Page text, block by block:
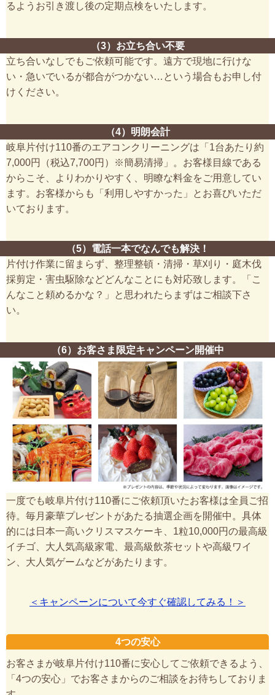
るようお引き渡し後の定期点検をいたします。
（3）お立ち合い不要
立ち合いなしでもご依頼可能です。遠方で現地に行けな
い・急いでいるが都合がつかない…という場合もお申し付
けください。
（4）明朗会計
岐阜片付け110番のエアコンクリーニングは「1台あたり約
7,000円（税込7,700円）※簡易清掃」。お客様目線である
からこそ、よりわかりやすく、明瞭な料金をご用意してい
ます。お客様からも「利用しやすかった」とお喜びいただ
いております。
（5）電話一本でなんでも解決！
片付け作業に留まらず、整理整頓・清掃・草刈り・庭木伐
採剪定・害虫駆除などどんなことにも対応致します。「こ
んなこと頼めるかな？」と思われたらまずはご相談下さ
い。
（6）お客さま限定キャンペーン開催中
一度でも岐阜片付け110番にご依頼頂いたお客様は全員ご招
待。毎月豪華プレゼントがあたる抽選企画を開催中。具体
的には日本一高いクリスマスケーキ、1粒10,000円の最高級
イチゴ、大人気高級家電、最高級飲茶セットや高級ワイ
ン、大人気ゲームなどがあたります。
＜キャンペーンについて今すぐ確認してみる！＞
4つの安心
お客さまが岐阜片付け110番に安心してご依頼できるよう、
「4つの安心」でお客さまからのご相談をお待ちしておりま